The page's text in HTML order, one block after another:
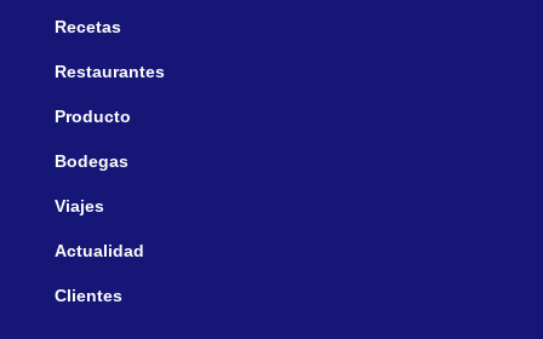
Recetas
Restaurantes
Producto
Bodegas
Viajes
Actualidad
Clientes